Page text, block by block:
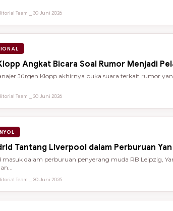
Team ⎯ 30 Juni 2026
Angkat Bicara Soal Rumor Menjadi
Jürgen Klopp akhirnya buka suara terkait rumor
Team ⎯ 30 Juni 2026
Tantang Liverpool dalam Perburuan
masuk dalam perburuan penyerang muda RB Leipzig,
Team ⎯ 30 Juni 2026